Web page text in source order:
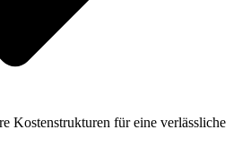
Kostenstrukturen für eine verlässliche